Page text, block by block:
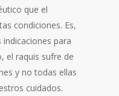
que el
condiciones. Es,
para
el raquis sufre de
y no todas ellas
cuidados.